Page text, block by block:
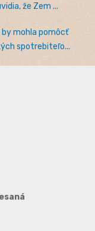
že Zem ...
by mohla pomôcť
spotrebiteľo...